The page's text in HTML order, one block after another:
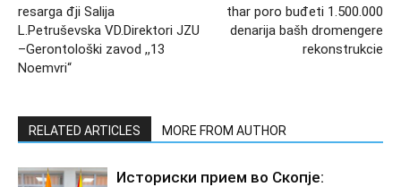
resarga đji Salija
L.Petruševska VD.Direktori JZU
–Gerontološki zavod ,,13
Noemvri“
thar poro buđeti 1.500.000
denarija bašh dromengere
rekonstrukcie
RELATED ARTICLES MORE FROM AUTHOR
Историски прием во Скопје: